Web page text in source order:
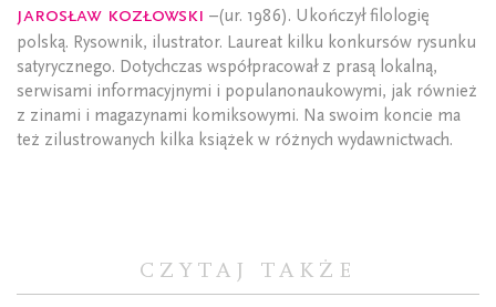
Jarosław Kozłowski –(ur. 1986). Ukończył filologię
polską. Rysownik, ilustrator. Laureat kilku konkursów rysunku
satyrycznego. Dotychczas współpracował z prasą lokalną,
serwisami informacyjnymi i populanonaukowymi, jak również
z zinami i magazynami komiksowymi. Na swoim koncie ma
też zilustrowanych kilka książek w różnych wydawnictwach.
CZYTAJ TAKŻE